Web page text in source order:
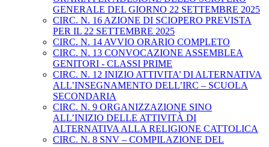
GENERALE DEL GIORNO 22 SETTEMBRE 2025
CIRC. N. 16 AZIONE DI SCIOPERO PREVISTA
PER IL 22 SETTEMBRE 2025
CIRC. N. 14 AVVIO ORARIO COMPLETO
CIRC. N. 13 CONVOCAZIONE ASSEMBLEA
GENITORI - CLASSI PRIME
CIRC. N. 12 INIZIO ATTIVITA’ DI ALTERNATIVA
ALL’INSEGNAMENTO DELL’IRC – SCUOLA
SECONDARIA
CIRC. N. 9 ORGANIZZAZIONE SINO
ALL’INIZIO DELLE ATTIVITÀ DI
ALTERNATIVA ALLA RELIGIONE CATTOLICA
CIRC. N. 8 SNV – COMPILAZIONE DEL